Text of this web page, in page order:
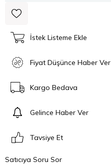
İstek Listeme Ekle
Fiyat Düşünce Haber Ver
Kargo Bedava
Gelince Haber Ver
Tavsiye Et
Satıcıya Soru Sor